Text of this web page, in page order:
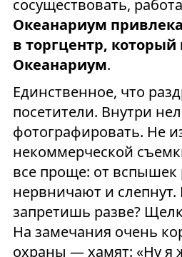
сосуществовать,
Океанариум
в торгцентр,
Океанариум.
Единственное, что
посетители. Внутри
фотографировать. Не
некоммерческой
все проще: от
нервничают и
запретишь разве?
На замечания очень
охраны — хамят: «Ну я